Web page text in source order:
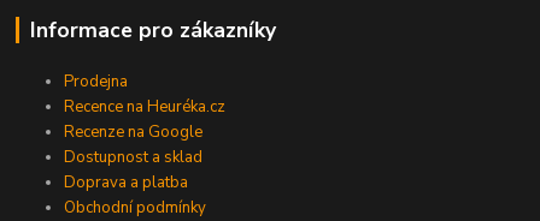
Informace pro zákazníky
Prodejna
Recence na Heuréka.cz
Recenze na Google
Dostupnost a sklad
Doprava a platba
Obchodní podmínky